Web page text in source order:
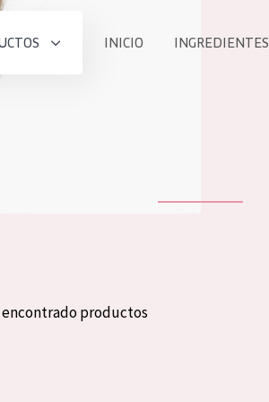
INICIO INGREDIENTES
encontrado productos